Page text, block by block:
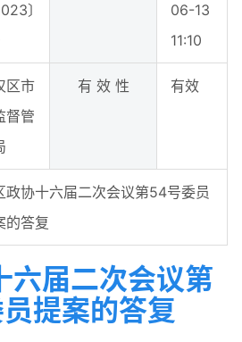
〕
06-13
11:10
区市
督管
有 效 性 有效
政协十六届二次会议第54号委员
的答复
六届二次会议第
提案的答复